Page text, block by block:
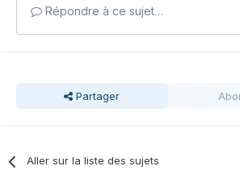
Répondre à ce sujet…
Partager
Aller sur la liste des sujets